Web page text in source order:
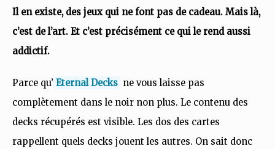
Il en existe, des jeux qui ne font pas de cadeau. Mais là,
c’est de l’art. Et c’est précisément ce qui le rend aussi
addictif.
Parce qu’ Eternal Decks ne vous laisse pas
complètement dans le noir non plus. Le contenu des
decks récupérés est visible. Les dos des cartes
rappellent quels decks jouent les autres. On sait donc